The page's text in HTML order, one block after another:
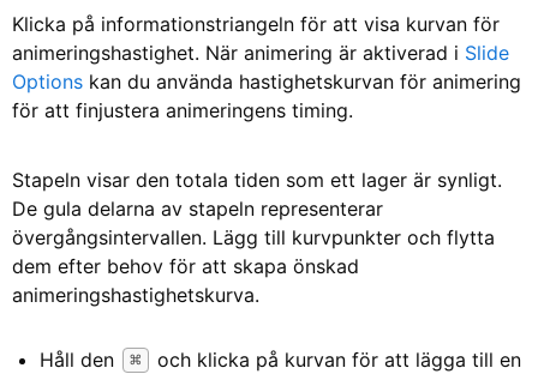
Klicka på informationstriangeln för att visa kurvan för
animeringshastighet. När animering är aktiverad i Slide
Options kan du använda hastighetskurvan för animering
för att finjustera animeringens timing.
Stapeln visar den totala tiden som ett lager är synligt.
De gula delarna av stapeln representerar
övergångsintervallen. Lägg till kurvpunkter och flytta
dem efter behov för att skapa önskad
animeringshastighetskurva.
Håll den ⌘
och klicka på kurvan för att lägga till en